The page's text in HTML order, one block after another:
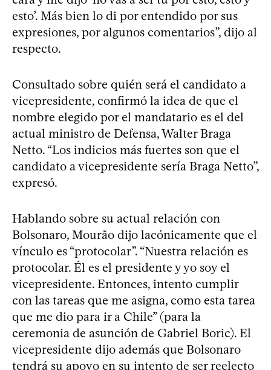
esto’. Más bien lo di por entendido por sus
expresiones, por algunos comentarios”, dijo al
respecto.
Consultado sobre quién será el candidato a
vicepresidente, confirmó la idea de que el
nombre elegido por el mandatario es el del
actual ministro de Defensa, Walter Braga
Netto. “Los indicios más fuertes son que el
candidato a vicepresidente sería Braga Netto”,
expresó.
Hablando sobre su actual relación con
Bolsonaro, Mourão dijo lacónicamente que el
vínculo es “protocolar”. “Nuestra relación es
protocolar. Él es el presidente y yo soy el
vicepresidente. Entonces, intento cumplir
con las tareas que me asigna, como esta tarea
que me dio para ir a Chile” (para la
ceremonia de asunción de Gabriel Boric). El
vicepresidente dijo además que Bolsonaro
tendrá su apoyo en su intento de ser reelecto